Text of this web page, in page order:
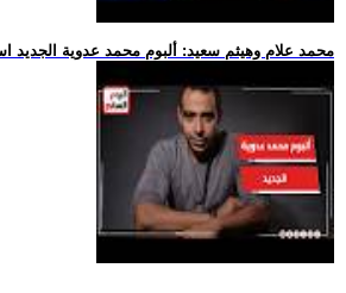
.. محمد علام وهيثم سعيد: ألبوم محمد عدوية الجديد